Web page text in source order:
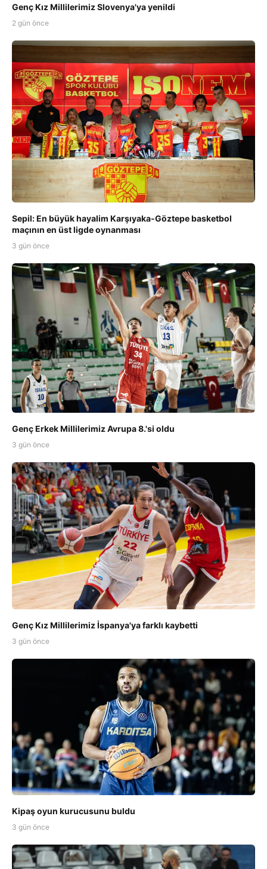
Genç Kız Millilerimiz Slovenya'ya yenildi
2 gün önce
Sepil: En büyük hayalim Karşıyaka-Göztepe basketbol
maçının en üst ligde oynanması
3 gün önce
Genç Erkek Millilerimiz Avrupa 8.'si oldu
3 gün önce
Genç Kız Millilerimiz İspanya'ya farklı kaybetti
3 gün önce
Kipaş oyun kurucusunu buldu
3 gün önce